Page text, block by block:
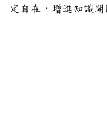
定自在，增進知識